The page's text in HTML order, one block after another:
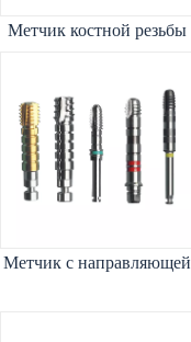
Метчик костной резьбы
Метчик с направляющей